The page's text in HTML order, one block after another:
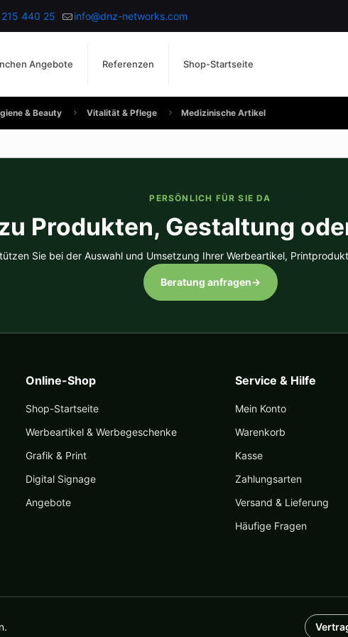
440 25 info@dnz-networks.com
Angebote Referenzen Shop-Startseite
& Beauty Vitalität & Pflege Medizinische Artikel
PERSÖNLICH FÜR SIE DA
Produkten, Gestaltung
Sie bei der Auswahl und Umsetzung Ihrer Werbeartikel,
Beratung anfragen→
Online-Shop
Shop-Startseite
Werbeartikel & Werbegeschenke
Grafik & Print
Digital Signage
Angebote
Service & Hilfe
Mein Konto
Warenkorb
Kasse
Zahlungsarten
Versand & Lieferung
Häufige Fragen